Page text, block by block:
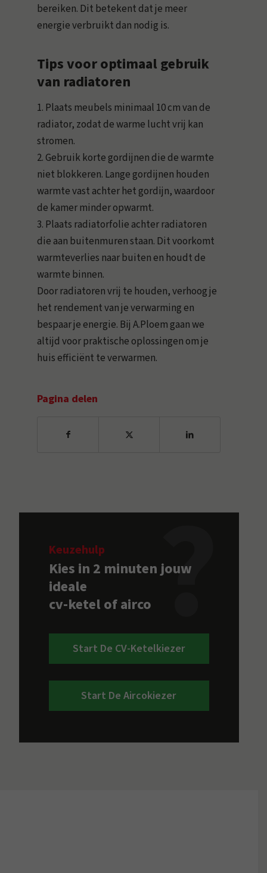
bereiken. Dit betekent dat je meer
energie verbruikt dan nodig is.
Tips voor optimaal gebruik
van radiatoren
1. Plaats meubels minimaal 10 cm van de
radiator, zodat de warme lucht vrij kan
stromen.
2. Gebruik korte gordijnen die de warmte
niet blokkeren. Lange gordijnen houden
warmte vast achter het gordijn, waardoor
de kamer minder opwarmt.
3. Plaats radiatorfolie achter radiatoren
die aan buitenmuren staan. Dit voorkomt
warmteverlies naar buiten en houdt de
warmte binnen.
Door radiatoren vrij te houden, verhoog je
het rendement van je verwarming en
bespaar je energie. Bij A.Ploem gaan we
altijd voor praktische oplossingen om je
huis efficiënt te verwarmen.
Pagina delen
Keuzehulp
Kies in 2 minuten jouw
ideale
cv-ketel of airco
Start De CV-Ketelkiezer
Start De Aircokiezer